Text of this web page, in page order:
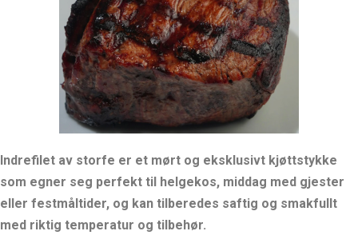
Indrefilet av storfe er et mørt og eksklusivt kjøttstykke
som egner seg perfekt til helgekos, middag med gjester
eller festmåltider, og kan tilberedes saftig og smakfullt
med riktig temperatur og tilbehør.